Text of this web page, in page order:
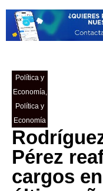
Política y
Economía,
Política y
Economía
Pérez
cargos